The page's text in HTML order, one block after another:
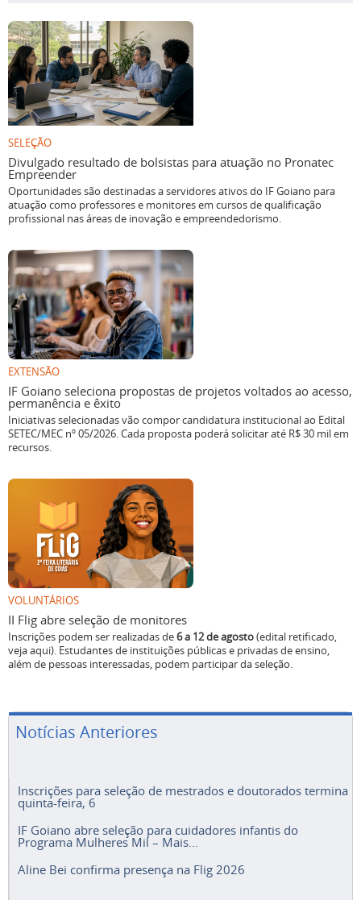
SELEÇÃO
Divulgado resultado de bolsistas para atuação no Pronatec
Empreender
Oportunidades são destinadas a servidores ativos do IF Goiano para
atuação como professores e monitores em cursos de qualificação
profissional nas áreas de inovação e empreendedorismo.
EXTENSÃO
IF Goiano seleciona propostas de projetos voltados ao acesso,
permanência e êxito
Iniciativas selecionadas vão compor candidatura institucional ao Edital
SETEC/MEC nº 05/2026. Cada proposta poderá solicitar até R$ 30 mil em
recursos.
VOLUNTÁRIOS
II Flig abre seleção de monitores
Inscrições podem ser realizadas de6 a 12 de agosto(edital retificado,
veja aqui). Estudantes de instituições públicas e privadas de ensino,
além de pessoas interessadas, podem participar da seleção.
Notícias Anteriores
Inscrições para seleção de mestrados e doutorados termina
quinta-feira, 6
IF Goiano abre seleção para cuidadores infantis do
Programa Mulheres Mil – Mais...
Aline Bei confirma presença na Flig 2026